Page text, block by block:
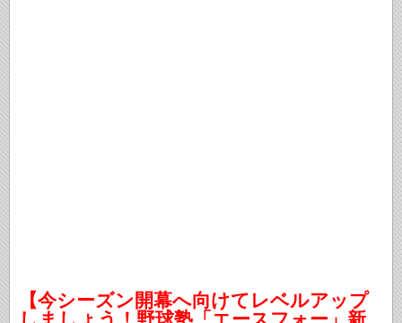
【今シーズン開幕へ向けてレベルアップ